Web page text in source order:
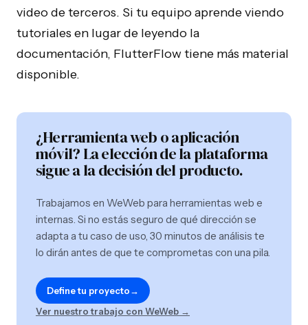
video de terceros. Si tu equipo aprende viendo
tutoriales en lugar de leyendo la
documentación, FlutterFlow tiene más material
disponible.
¿Herramienta web o aplicación
móvil? La elección de la plataforma
sigue a la decisión del producto.
Trabajamos en WeWeb para herramientas web e
internas. Si no estás seguro de qué dirección se
adapta a tu caso de uso, 30 minutos de análisis te
lo dirán antes de que te comprometas con una pila.
Define tu proyecto→
Ver nuestro trabajo con WeWeb →
crecimiento.
EMPRESA
Sobre Nosotros
Proceso
Casos de Estudio
OPERAR
Automatización IA